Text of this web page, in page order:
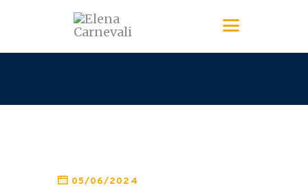
05/06/2024